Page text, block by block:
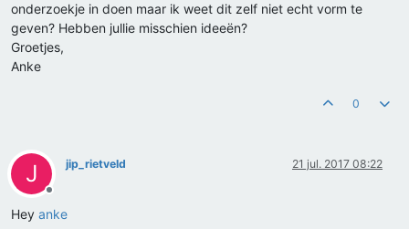
onderzoekje in doen maar ik weet dit zelf niet echt vorm te
geven? Hebben jullie misschien ideeën?
Groetjes,
Anke
0
J
Offline
jip_rietveld 21 jul. 2017 08:22
Hey anke